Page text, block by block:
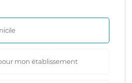
mon établissement